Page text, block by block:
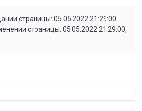
страницы: 05.05.2022 21:29:00
страницы: 05.05.2022 21:29:00,